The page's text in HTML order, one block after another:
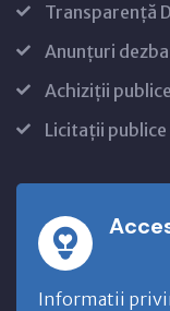
Transparență
Anunțuri
Achiziții publice
Licitații publice
Informatii